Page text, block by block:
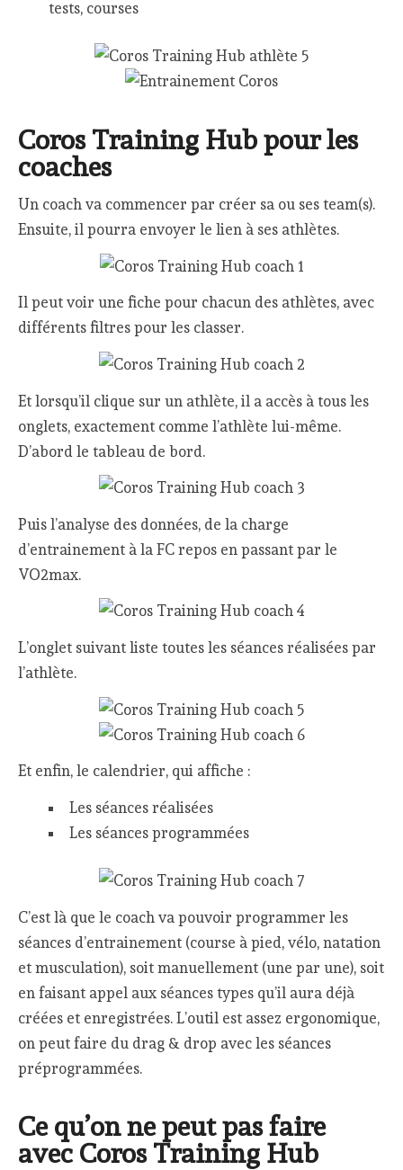
tests, courses
Coros Training Hub pour les
coaches
Un coach va commencer par créer sa ou ses team(s).
Ensuite, il pourra envoyer le lien à ses athlètes.
Il peut voir une fiche pour chacun des athlètes, avec
différents filtres pour les classer.
Et lorsqu’il clique sur un athlète, il a accès à tous les
onglets, exactement comme l’athlète lui-même.
D’abord le tableau de bord.
Puis l’analyse des données, de la charge
d’entrainement à la FC repos en passant par le
VO2max.
L’onglet suivant liste toutes les séances réalisées par
l’athlète.
Et enfin, le calendrier, qui affiche :
Les séances réalisées
Les séances programmées
C’est là que le coach va pouvoir programmer les
séances d’entrainement (course à pied, vélo, natation
et musculation), soit manuellement (une par une), soit
en faisant appel aux séances types qu’il aura déjà
créées et enregistrées. L’outil est assez ergonomique,
on peut faire du drag & drop avec les séances
préprogrammées.
Ce qu’on ne peut pas faire
avec Coros Training Hub